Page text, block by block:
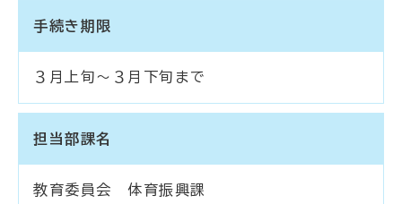
手続き期限
３月上旬～３月下旬まで
担当部課名
教育委員会 体育振興課